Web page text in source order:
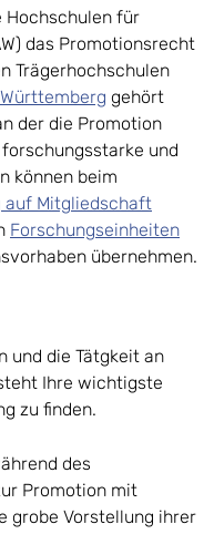
Hochschulen für
das Promotionsrecht
Trägerhochschulen
gehört
der die Promotion
und
können beim
auf Mitgliedschaft
Forschungseinheiten
übernehmen.
und die Tätgkeit an
Ihre wichtigste
zu finden.
des
Promotion mit
grobe Vorstellung ihrer